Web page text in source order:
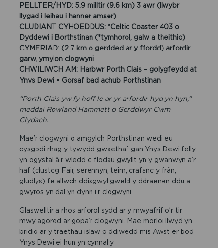
PELLTER/HYD: 5.9 milltir (9.6 km) 3 awr (llwybr
llygad i leihau i hanner amser)
CLUDIANT CYHOEDDUS: *Celtic Coaster 403 o
Dyddewi i Borthstinan (*tymhorol, galw a theithio)
CYMERIAD: (2.7 km o gerdded ar y ffordd) arfordir
garw, ymylon clogwyni
CHWILIWCH AM: Harbwr Porth Clais – golygfeydd at
Ynys Dewi • Gorsaf bad achub Porthstinan
“Porth Clais yw fy hoff le ar yr arfordir hyd yn hyn,”
meddai Rowland Hammett o Gerddwyr Cwm
Clydach.
Mae’r clogwyni o amgylch Porthstinan wedi eu
cysgodi rhag y tywydd gwaethaf gan Ynys Dewi felly,
yn ogystal â’r wledd o flodau gwyllt yn y gwanwyn a’r
haf (clustog Fair, serennyn, teim, crafanc y frân,
gludlys) fe allwch ddisgwyl gweld y ddraenen ddu a
gwyros yn dal yn dynn i’r clogwyni.
Glaswelltir a rhos arforol sydd ar y mwyafrif o’r tir
mwy agored ar gopa’r clogwyni. Mae morloi llwyd yn
bridio ar y traethau islaw o ddiwedd mis Awst er bod
Ynys Dewi ei hun yn cynnal y